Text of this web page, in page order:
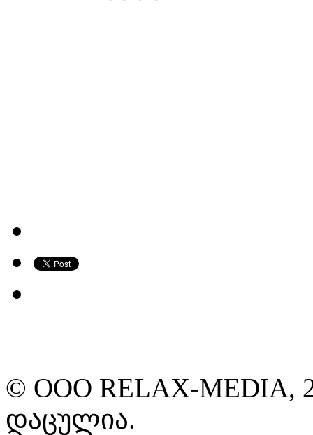
© ООО RELAX-MEDIA,
დაცულია.